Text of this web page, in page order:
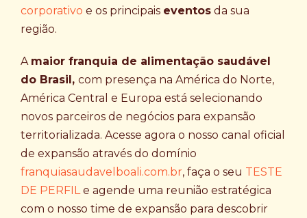
corporativo e os principais eventos da sua
região.
A maior franquia de alimentação saudável
do Brasil, com presença na América do Norte,
América Central e Europa está selecionando
novos parceiros de negócios para expansão
territorializada. Acesse agora o nosso canal oficial
de expansão através do domínio
franquiasaudavelboali.com.br, faça o seu TESTE
DE PERFILe agende uma reunião estratégica
com o nosso time de expansão para descobrir